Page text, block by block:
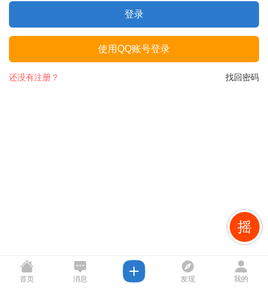
登录
使用QQ账号登录
找回密码
还没有注册？
摇
首页 消息 发现 我的